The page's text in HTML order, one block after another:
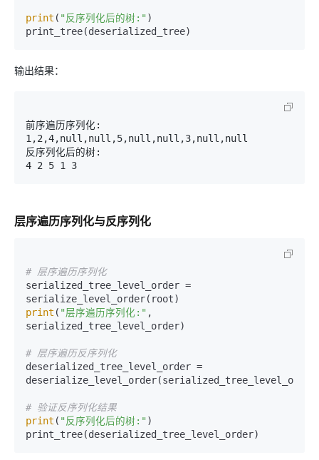
print ( "反序列化后的树:" )
输出结果：
前序遍历序列化:
1,2,4,null,null,5,null,null,3,null,null
反序列化后的树:
层序遍历序列化与反序列化
# 层序遍历序列化
serialized_tree_level_order =
print ( "层序遍历序列化:" ,
serialized_tree_level_order)
# 层序遍历反序列化
deserialized_tree_level_order =
# 验证反序列化结果
print ( "反序列化后的树:" )